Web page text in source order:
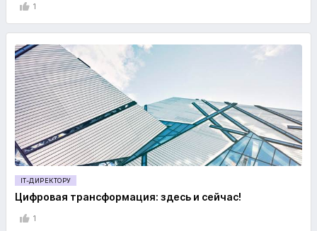
1
IT-ДИРЕКТОРУ
Цифровая трансформация: здесь и сейчас!
1